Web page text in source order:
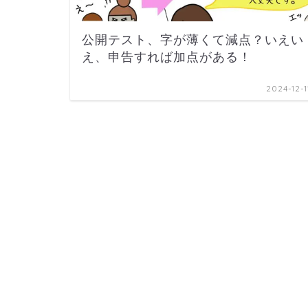
公開テスト、字が薄くて減点？いえい
え、申告すれば加点がある！
2024-12-